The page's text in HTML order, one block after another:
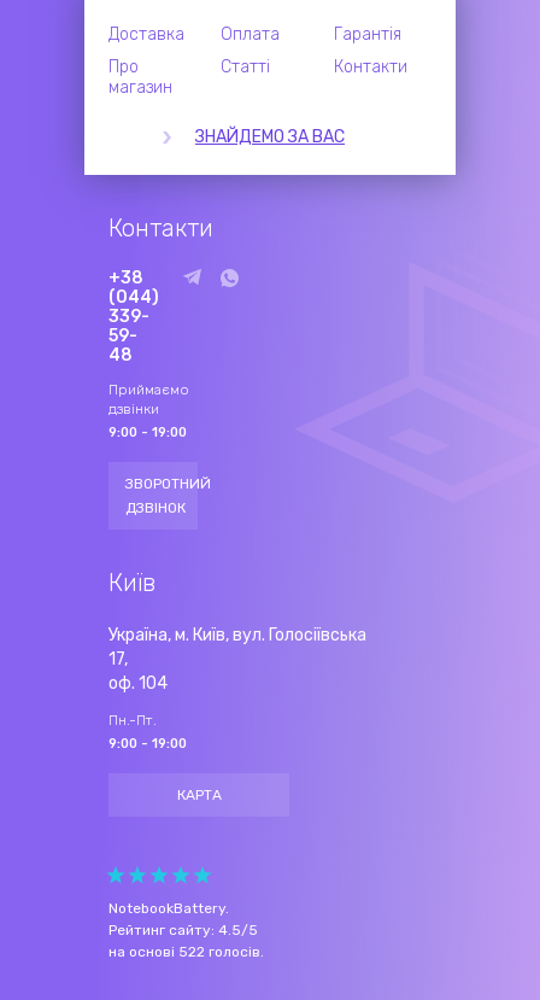
Доставка Оплата
Гарантія
Про
магазин
Статті Контакти
ЗНАЙДЕМО ЗА ВАС
Контакти
+38
(044)
339-
59-
48
Приймаємо
дзвінки
9:00 - 19:00
ЗВОРОТНИЙ
ДЗВІНОК
Київ
Україна, м. Київ, вул. Голосіївська
17,
оф. 104
Пн.-Пт.
9:00 - 19:00
КАРТА
NotebookBattery.
Рейтинг сайту: 4.5/5
на основі 522 голосів.